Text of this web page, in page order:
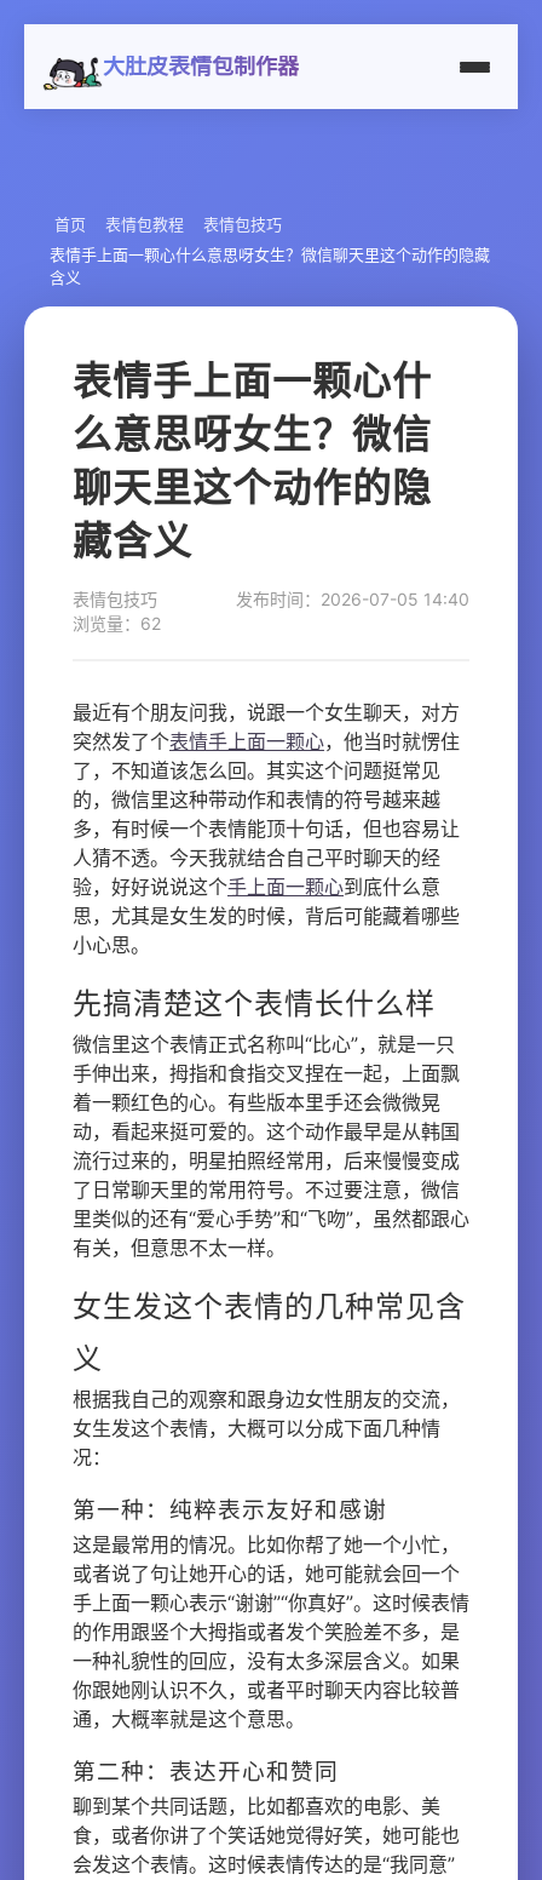
大肚皮表情包制作器
首页 表情包教程
表情包技巧
表情手上面一颗心什么意思呀女生？微信聊天里这个动作的隐藏
含义
表情手上面一颗心什
么意思呀女生？微信
聊天里这个动作的隐
藏含义
表情包技巧
发布时间：2026-07-05 14:40
浏览量：62
最近有个朋友问我，说跟一个女生聊天，对方
突然发了个表情手上面一颗心，他当时就愣住
了，不知道该怎么回。其实这个问题挺常见
的，微信里这种带动作和表情的符号越来越
多，有时候一个表情能顶十句话，但也容易让
人猜不透。今天我就结合自己平时聊天的经
验，好好说说这个手上面一颗心到底什么意
思，尤其是女生发的时候，背后可能藏着哪些
小心思。
先搞清楚这个表情长什么样
微信里这个表情正式名称叫“比心”，就是一只
手伸出来，拇指和食指交叉捏在一起，上面飘
着一颗红色的心。有些版本里手还会微微晃
动，看起来挺可爱的。这个动作最早是从韩国
流行过来的，明星拍照经常用，后来慢慢变成
了日常聊天里的常用符号。不过要注意，微信
里类似的还有“爱心手势”和“飞吻”，虽然都跟心
有关，但意思不太一样。
女生发这个表情的几种常见含
义
根据我自己的观察和跟身边女性朋友的交流，
女生发这个表情，大概可以分成下面几种情
况：
第一种：纯粹表示友好和感谢
这是最常用的情况。比如你帮了她一个小忙，
或者说了句让她开心的话，她可能就会回一个
手上面一颗心表示“谢谢”“你真好”。这时候表情
的作用跟竖个大拇指或者发个笑脸差不多，是
一种礼貌性的回应，没有太多深层含义。如果
你跟她刚认识不久，或者平时聊天内容比较普
通，大概率就是这个意思。
第二种：表达开心和赞同
聊到某个共同话题，比如都喜欢的电影、美
食，或者你讲了个笑话她觉得好笑，她可能也
会发这个表情。这时候表情传达的是“我同意”